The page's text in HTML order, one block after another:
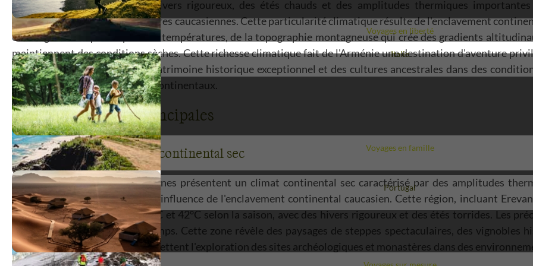
Voyage
Italie
Voyage
Portugal
Voyages en liberté
Voyages en famille
sibérien, caractérisé par des hivers rigoureux, des étés chauds et des amplitudes thermiques
continentale dans les hautes terres caucasiennes. Cette particularité climatique résulte de l'enclavement
élevée générale qui tempère les températures, de la topographie montagneuse qui crée des gradients
maintiennent des conditions sèches. Cette richesse climatique fait de l'Arménie une destination d'aventure
caucasiens spectaculaires, un patrimoine historique exceptionnel et des cultures ancestrales dans des
environnements montagnards continentaux.
Zones climatiques principales
Vallées et plaines - Climat continental sec
Les vallées et plaines arméniennes présentent un climat continental sec caractérisé par des amplitudes
conditions arides qui révèlent l'influence de l'enclavement continental caucasien. Cette région, incluant
températures variant entre -7°C et 42°C selon la saison, avec des hivers rigoureux et des étés torrides. Les
annuels, concentrées au printemps. Cette zone révèle des paysages de steppes spectaculaires, des vignobles
conditions climatiques qui permettent l'exploration des sites archéologiques et monastères dans des
et orientales.